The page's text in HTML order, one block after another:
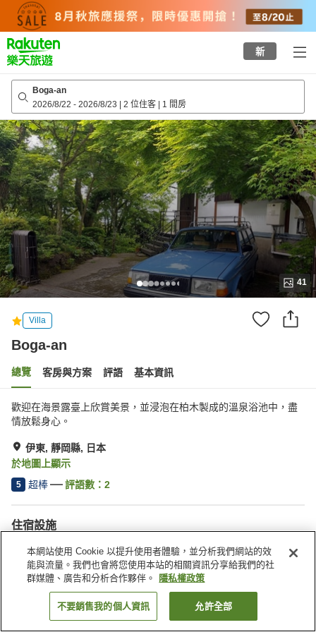
top
page
新
Boga-an
2026/8/22 - 2026/8/23 | 2 位住客 | 1 間房
41
Villa
Boga-an
總覽 客房與方案 評語 基本資訊
歡迎在海景露臺上欣賞美景，並浸泡在柏木製成的溫泉浴池中，盡
情放鬆身心。
伊東, 靜岡縣, 日本
於地圖上顯示
5 超棒 評語數： 2
住宿設施
停車場
寵物友善
公共澡堂（溫泉）
找客房
本網站使用 Cookie 以提升使用者體驗，並分析我們網站的效
能與流量。我們也會將您使用本站的相關資訊分享給我們的社
群媒體、廣告和分析合作夥伴。
隱私權政策
不要銷售我的個人資訊 允許全部